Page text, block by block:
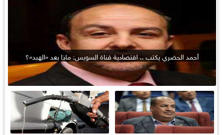
أحمد الحضري يكتب .. اقتصادية قناة السويس: ماذا بعد «الهبد»؟